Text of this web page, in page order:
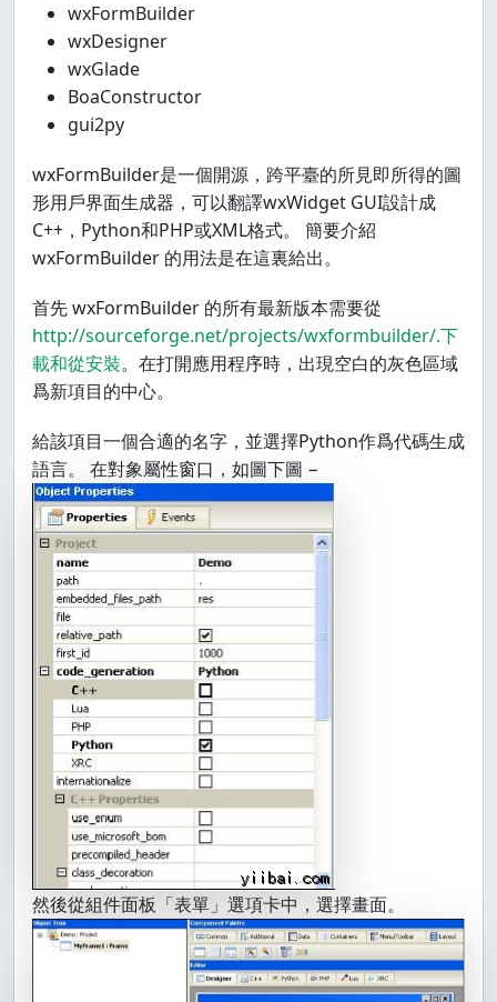
wxFormBuilder
wxDesigner
wxGlade
BoaConstructor
gui2py
wxFormBuilder是一個開源，跨平臺的所見即所得的圖
形用戶界面生成器，可以翻譯wxWidget GUI設計成
C++，Python和PHP或XML格式。 簡要介紹
wxFormBuilder 的用法是在這裏給出。
首先 wxFormBuilder 的所有最新版本需要從
http://sourceforge.net/projects/wxformbuilder/.下
載和從安裝。在打開應用程序時，出現空白的灰色區域
爲新項目的中心。
給該項目一個合適的名字，並選擇Python作爲代碼生成
語言。 在對象屬性窗口，如圖下圖 −
然後從組件面板「表單」選項卡中，選擇畫面。